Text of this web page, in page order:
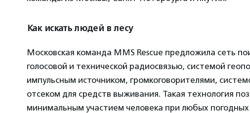
Как искать людей в лесу
Московская команда MMS Rescue предложила сеть
голосовой и технической радиосвязью, системой
импульсным источником, громкоговорителями,
отсеком для средств выживания. Такая технология
минимальным участием человека при любых погодных